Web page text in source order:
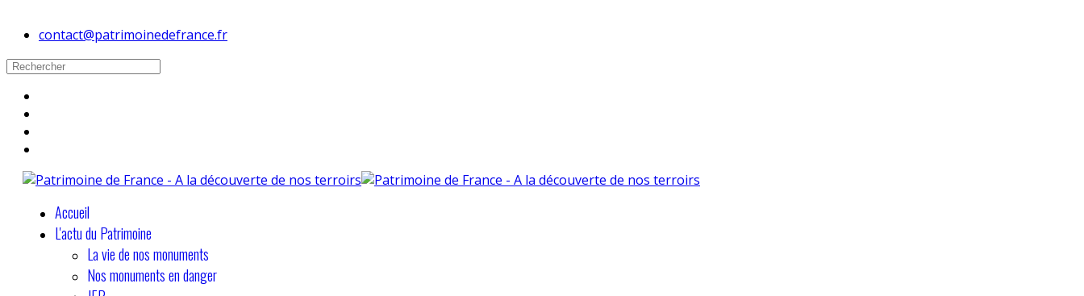
contact@patrimoinedefrance.fr
Accueil
L'actu du Patrimoine
La vie de nos monuments
Nos monuments en danger